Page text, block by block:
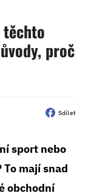
proč
Sdílet
sport nebo
mají snad
obchodní